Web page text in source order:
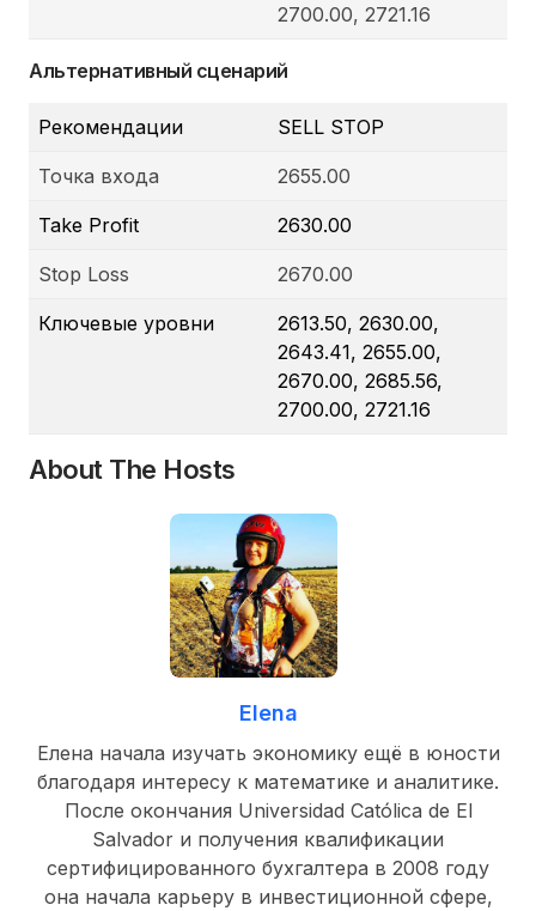
2700.00, 2721.16
Альтернативный сценарий
Рекомендации SELL STOP
Точка входа 2655.00
Take Profit 2630.00
Stop Loss 2670.00
Ключевые уровни
2613.50, 2630.00,
2643.41, 2655.00,
2670.00, 2685.56,
2700.00, 2721.16
About The Hosts
Elena
Елена начала изучать экономику ещё в юности
благодаря интересу к математике и аналитике.
После окончания Universidad Católica de El
Salvador и получения квалификации
сертифицированного бухгалтера в 2008 году
она начала карьеру в инвестиционной сфере,